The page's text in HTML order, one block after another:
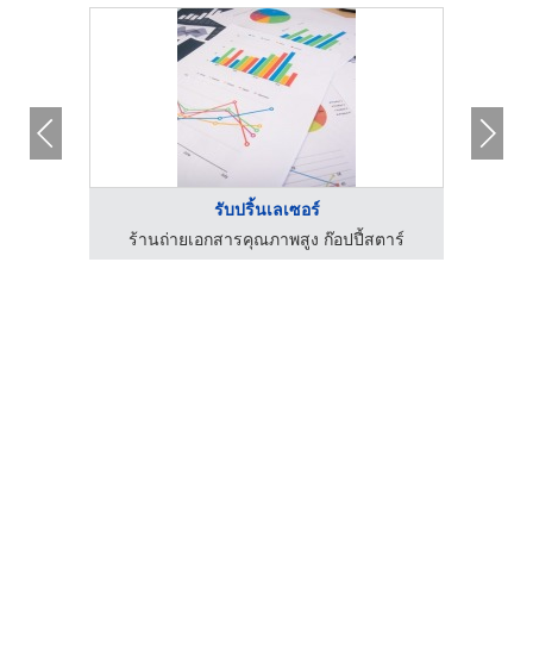
รับปริ้นเลเซอร์
ร้านถ่ายเอกสารคุณภาพสูง ก๊อปปี้สตาร์